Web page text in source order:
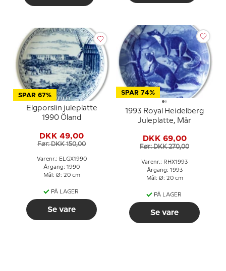
SPAR 67%
Elgporslin juleplatte
1990 Öland
DKK 49,00
Før: DKK 150,00
Varenr.: ELGX1990
Årgang: 1990
Mål: Ø: 20 cm
PÅ LAGER
Se vare
SPAR 74%
1993 Royal Heidelberg
Juleplatte, Mår
DKK 69,00
Før: DKK 270,00
Varenr.: RHX1993
Årgang: 1993
Mål: Ø: 20 cm
PÅ LAGER
Se vare